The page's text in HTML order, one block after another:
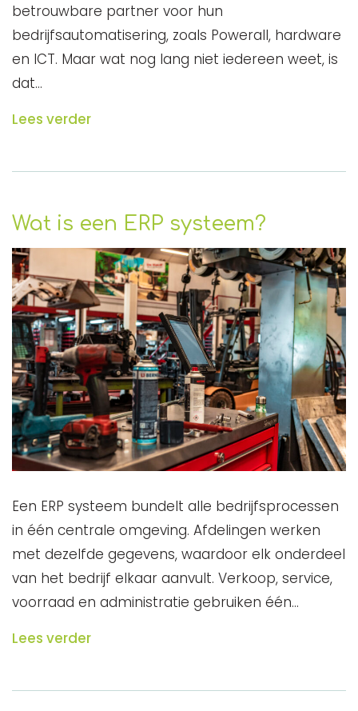
betrouwbare partner voor hun
bedrijfsautomatisering, zoals Powerall, hardware
en ICT. Maar wat nog lang niet iedereen weet, is
dat…
Lees verder
Wat is een ERP systeem?
Een ERP systeem bundelt alle bedrijfsprocessen
in één centrale omgeving. Afdelingen werken
met dezelfde gegevens, waardoor elk onderdeel
van het bedrijf elkaar aanvult. Verkoop, service,
voorraad en administratie gebruiken één…
Lees verder